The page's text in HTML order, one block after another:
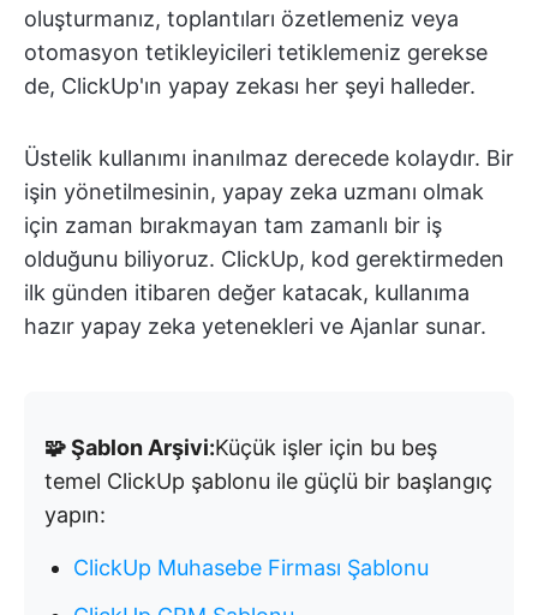
oluşturmanız, toplantıları özetlemeniz veya
otomasyon tetikleyicileri tetiklemeniz gerekse
de, ClickUp'ın yapay zekası her şeyi halleder.
Üstelik kullanımı inanılmaz derecede kolaydır. Bir
işin yönetilmesinin, yapay zeka uzmanı olmak
için zaman bırakmayan tam zamanlı bir iş
olduğunu biliyoruz. ClickUp, kod gerektirmeden
ilk günden itibaren değer katacak, kullanıma
hazır yapay zeka yetenekleri ve Ajanlar sunar.
🧩 Şablon Arşivi:Küçük işler için bu beş
temel ClickUp şablonu ile güçlü bir başlangıç
yapın:
ClickUp Muhasebe Firması Şablonu